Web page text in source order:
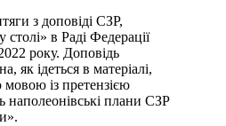
з доповіді СЗР,
в Раді Федерації
року. Доповідь
як ідеться в матеріалі,
із претензією
наполеонівські плани СЗР